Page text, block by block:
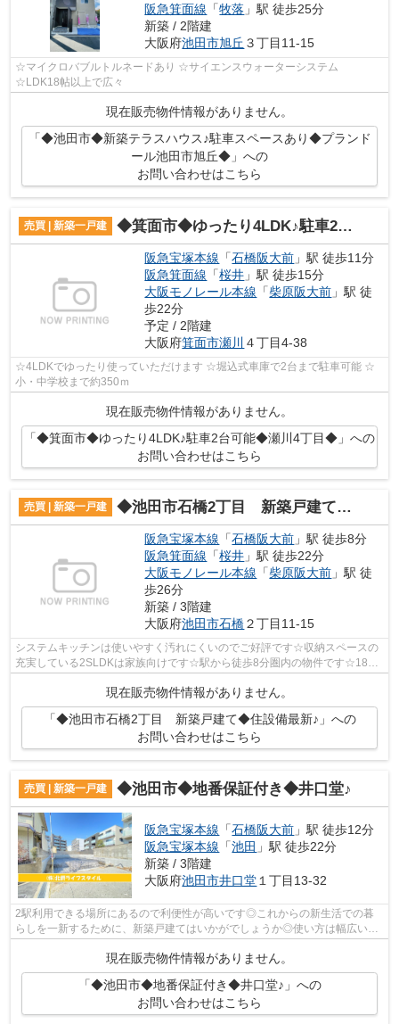
阪急箕面線 「牧落 」駅 徒歩25分
新築 / 2階建
大阪府池田市旭丘 ３丁目11-15
☆マイクロバブルトルネードあり ☆サイエンスウォーターシステム
☆LDK18帖以上で広々
現在販売物件情報がありません。
「◆池田市◆新築テラスハウス♪駐車スペースあり◆プランド
ール池田市旭丘◆」への
お問い合わせはこちら
売買 | 新築一戸建 ◆箕面市◆ゆったり4LDK♪駐車2台可能◆瀬川4丁目◆
阪急宝塚本線 「石橋阪大前 」駅 徒歩11分
阪急箕面線 「桜井 」駅 徒歩15分
大阪モノレール本線 「柴原阪大前 」駅 徒
歩22分
予定 / 2階建
大阪府箕面市瀬川 ４丁目4-38
☆4LDKでゆったり使っていただけます ☆堀込式車庫で2台まで駐車可能 ☆
小・中学校まで約350ｍ
現在販売物件情報がありません。
「◆箕面市◆ゆったり4LDK♪駐車2台可能◆瀬川4丁目◆」への
お問い合わせはこちら
売買 | 新築一戸建 ◆池田市石橋2丁目 新築戸建て◆住設備最新♪
阪急宝塚本線 「石橋阪大前 」駅 徒歩8分
阪急箕面線 「桜井 」駅 徒歩22分
大阪モノレール本線 「柴原阪大前 」駅 徒
歩26分
新築 / 3階建
大阪府池田市石橋２丁目11-15
システムキッチンは使いやすく汚れにくいのでご好評です☆収納スペースの
充実している2SLDKは家族向けです☆駅から徒歩8分圏内の物件です☆18帖
現在販売物件情報がありません。
「◆池田市石橋2丁目 新築戸建て◆住設備最新♪」への
お問い合わせはこちら
売買 | 新築一戸建 ◆池田市◆地番保証付き◆井口堂♪
阪急宝塚本線 「石橋阪大前 」駅 徒歩12分
阪急宝塚本線 「池田 」駅 徒歩22分
新築 / 3階建
大阪府池田市井口堂 １丁目13-32
2駅利用できる場所にあるので利便性が高いです◎これからの新生活での暮
らしを一新するために、新築戸建てはいかがでしょうか◎使い方は幅広いサ
現在販売物件情報がありません。
「◆池田市◆地番保証付き◆井口堂♪」への
お問い合わせはこちら